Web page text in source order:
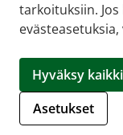
tarkoituksiin.
Hyväksy kaikki
Asetukset
029 522 3341
Hallitse evästeitä